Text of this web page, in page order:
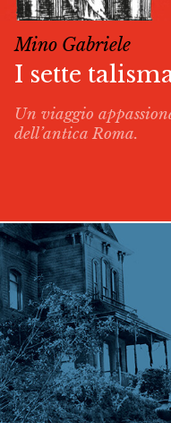
Mino Gabriele
I sette
Un viaggio
dell’antica Roma.